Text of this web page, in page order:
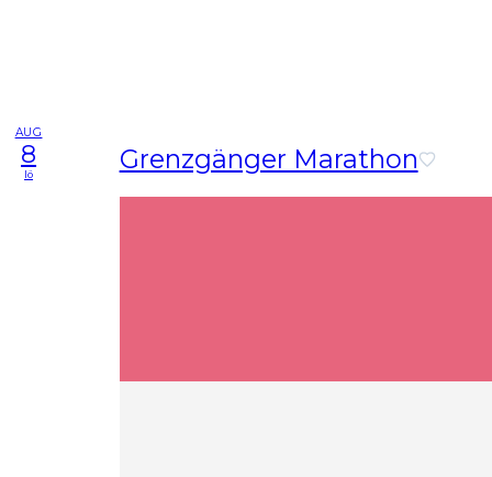
AUG
8
lö Grenzgänger Marathon